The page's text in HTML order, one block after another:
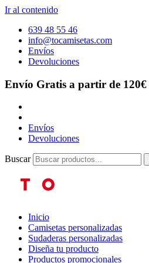
Ir al contenido
639 48 55 46
info@tocamisetas.com
Envíos
Devoluciones
Envío Gratis a partir de 120€
Envíos
Devoluciones
Buscar
Inicio
Camisetas personalizadas
Sudaderas personalizadas
Diseña tu producto
Productos promocionales